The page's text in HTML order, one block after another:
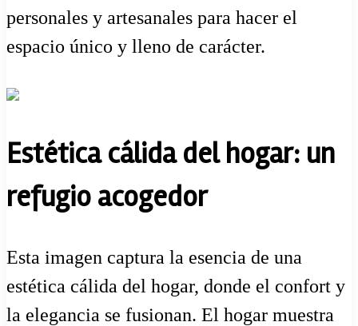
personales y artesanales para hacer el
espacio único y lleno de carácter.
Estética cálida del hogar: un
refugio acogedor
Esta imagen captura la esencia de una
estética cálida del hogar, donde el confort y
la elegancia se fusionan. El hogar muestra